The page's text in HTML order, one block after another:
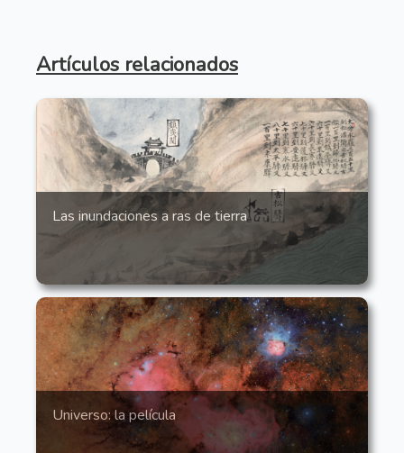
Artículos relacionados
Las inundaciones a ras de tierra
Universo: la película